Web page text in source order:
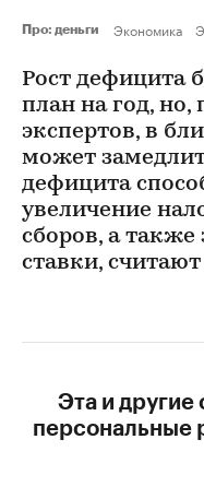
Про: деньги Экономика
Рост дефицита
план на год, но,
экспертов, в
может
дефицита
увеличение
сборов, а
ставки,
Эта и другие
персональные